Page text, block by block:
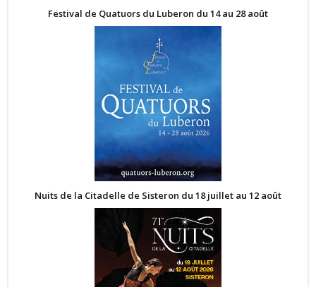
Festival de Quatuors du Luberon du 14 au 28 août
Nuits de la Citadelle de Sisteron du 18 juillet au 12 août